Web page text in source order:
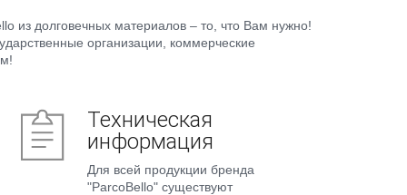
а
из долговечных материалов – то, что Вам нужно!
организации, коммерческие
Техническая
информация
Для всей продукции бренда
"ParcoBello" существуют